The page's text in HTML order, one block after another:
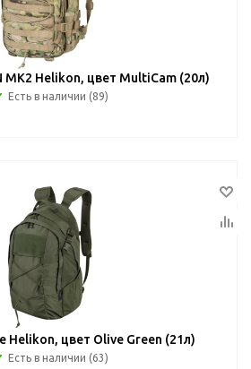
MK2 Helikon, цвет MultiCam (20л)
Есть в наличии (89)
Helikon, цвет Olive Green (21л)
Есть в наличии (63)